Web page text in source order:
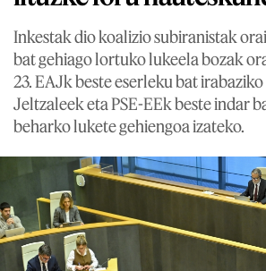
Inkestak dio koalizio subiranistak
bat gehiago lortuko lukeela bozak
23. EAJk beste eserleku bat irabaziko
Jeltzaleek eta PSE-EEk beste indar
beharko lukete gehiengoa izateko.